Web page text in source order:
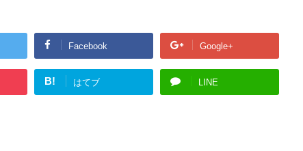
Facebook Google+
B! はてブ LINE